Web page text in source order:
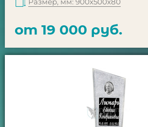
от 19 000 руб.